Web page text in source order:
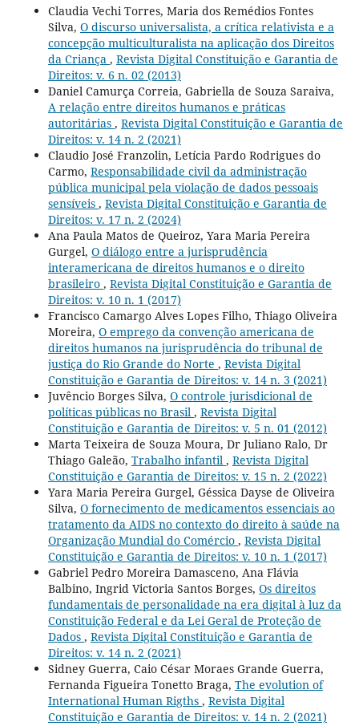
Claudia Vechi Torres, Maria dos Remédios Fontes
Silva, O discurso universalista, a crítica relativista e a
concepção multiculturalista na aplicação dos Direitos
da Criança , Revista Digital Constituição e Garantia de
Direitos: v. 6 n. 02 (2013)
Daniel Camurça Correia, Gabriella de Souza Saraiva,
A relação entre direitos humanos e práticas
autoritárias , Revista Digital Constituição e Garantia de
Direitos: v. 14 n. 2 (2021)
Claudio José Franzolin, Letícia Pardo Rodrigues do
Carmo, Responsabilidade civil da administração
pública municipal pela violação de dados pessoais
sensíveis , Revista Digital Constituição e Garantia de
Direitos: v. 17 n. 2 (2024)
Ana Paula Matos de Queiroz, Yara Maria Pereira
Gurgel, O diálogo entre a jurisprudência
interamericana de direitos humanos e o direito
brasileiro , Revista Digital Constituição e Garantia de
Direitos: v. 10 n. 1 (2017)
Francisco Camargo Alves Lopes Filho, Thiago Oliveira
Moreira, O emprego da convenção americana de
direitos humanos na jurisprudência do tribunal de
justiça do Rio Grande do Norte , Revista Digital
Constituição e Garantia de Direitos: v. 14 n. 3 (2021)
Juvêncio Borges Silva, O controle jurisdicional de
políticas públicas no Brasil , Revista Digital
Constituição e Garantia de Direitos: v. 5 n. 01 (2012)
Marta Teixeira de Souza Moura, Dr Juliano Ralo, Dr
Thiago Galeão, Trabalho infantil , Revista Digital
Constituição e Garantia de Direitos: v. 15 n. 2 (2022)
Yara Maria Pereira Gurgel, Géssica Dayse de Oliveira
Silva, O fornecimento de medicamentos essenciais ao
tratamento da AIDS no contexto do direito à saúde na
Organização Mundial do Comércio , Revista Digital
Constituição e Garantia de Direitos: v. 10 n. 1 (2017)
Gabriel Pedro Moreira Damasceno, Ana Flávia
Balbino, Ingrid Victoria Santos Borges, Os direitos
fundamentais de personalidade na era digital à luz da
Constituição Federal e da Lei Geral de Proteção de
Dados , Revista Digital Constituição e Garantia de
Direitos: v. 14 n. 2 (2021)
Sidney Guerra, Caio César Moraes Grande Guerra,
Fernanda Figueira Tonetto Braga, The evolution of
International Human Rigths , Revista Digital
Constituição e Garantia de Direitos: v. 14 n. 2 (2021)